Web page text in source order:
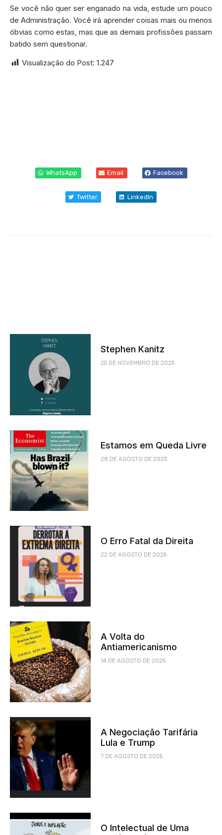
Se você não quer ser enganado na vida, estude um pouco
de Administração. Você irá aprender coisas mais ou menos
óbvias como estas, mas que as demais profissões passam
batido sem questionar.
Visualização do Post: 1.247
WhatsApp Email Facebook
Twitter LinkedIn
Stephen Kanitz
25 DE NOVEMBRO DE 2025
Estamos em Queda Livre
28 DE AGOSTO DE 2025
O Erro Fatal da Direita
22 DE AGOSTO DE 2025
A Volta do
Antiamericanismo
14 DE AGOSTO DE 2025
A Negociação Tarifária
Lula e Trump
7 DE AGOSTO DE 2025
O Intelectual de Uma